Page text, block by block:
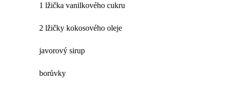
1 lžička vanilkového cukru
2 lžičky kokosového oleje
javorový sirup
borůvky